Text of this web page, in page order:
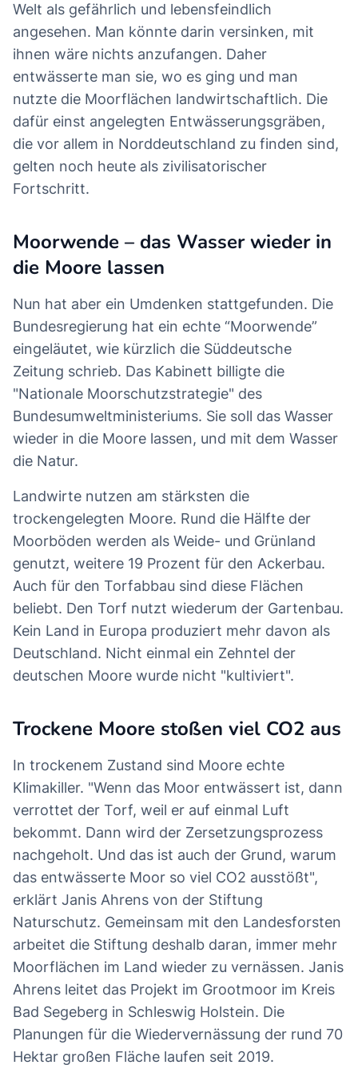
Welt als gefährlich und lebensfeindlich
angesehen. Man könnte darin versinken, mit
ihnen wäre nichts anzufangen. Daher
entwässerte man sie, wo es ging und man
nutzte die Moorflächen landwirtschaftlich. Die
dafür einst angelegten Entwässerungsgräben,
die vor allem in Norddeutschland zu finden sind,
gelten noch heute als zivilisatorischer
Fortschritt.
Moorwende – das Wasser wieder in
die Moore lassen
Nun hat aber ein Umdenken stattgefunden. Die
Bundesregierung hat ein echte “Moorwende”
eingeläutet, wie kürzlich die Süddeutsche
Zeitung schrieb. Das Kabinett billigte die
"Nationale Moorschutzstrategie" des
Bundesumweltministeriums. Sie soll das Wasser
wieder in die Moore lassen, und mit dem Wasser
die Natur.
Landwirte nutzen am stärksten die
trockengelegten Moore. Rund die Hälfte der
Moorböden werden als Weide- und Grünland
genutzt, weitere 19 Prozent für den Ackerbau.
Auch für den Torfabbau sind diese Flächen
beliebt. Den Torf nutzt wiederum der Gartenbau.
Kein Land in Europa produziert mehr davon als
Deutschland. Nicht einmal ein Zehntel der
deutschen Moore wurde nicht "kultiviert".
Trockene Moore stoßen viel CO2 aus
In trockenem Zustand sind Moore echte
Klimakiller. "Wenn das Moor entwässert ist, dann
verrottet der Torf, weil er auf einmal Luft
bekommt. Dann wird der Zersetzungsprozess
nachgeholt. Und das ist auch der Grund, warum
das entwässerte Moor so viel CO2 ausstößt",
erklärt Janis Ahrens von der Stiftung
Naturschutz. Gemeinsam mit den Landesforsten
arbeitet die Stiftung deshalb daran, immer mehr
Moorflächen im Land wieder zu vernässen. Janis
Ahrens leitet das Projekt im Grootmoor im Kreis
Bad Segeberg in Schleswig Holstein. Die
Planungen für die Wiedervernässung der rund 70
Hektar großen Fläche laufen seit 2019.